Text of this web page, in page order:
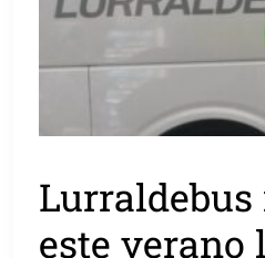
Lurraldebus
este verano